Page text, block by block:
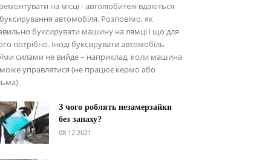
на місці - автолюбителі вдаються
автомобіля. Розповімо, як
буксирувати машину на лямці і що для
потрібно. Іноді буксирувати автомобіль
силами не вийде – наприклад, коли машина
управлятися (не працює кермо або
З чого роблять незамерзайки
без запаху?
08.12.2021